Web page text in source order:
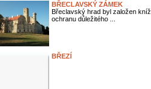
BŘECLAVSKÝ ZÁMEK
Břeclavský hrad byl založen
ochranu důležitého ...
BŘEZÍ